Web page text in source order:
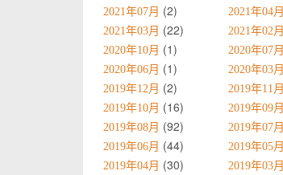
2021年07月 2 2021年04月
2021年03月 22 2021年02月
2020年10月 1 2020年07月
2020年06月 1 2020年03月
2019年12月 2 2019年11月
2019年10月 16 2019年09月
2019年08月 92 2019年07月
2019年06月 44 2019年05月
2019年04月 30 2019年03月